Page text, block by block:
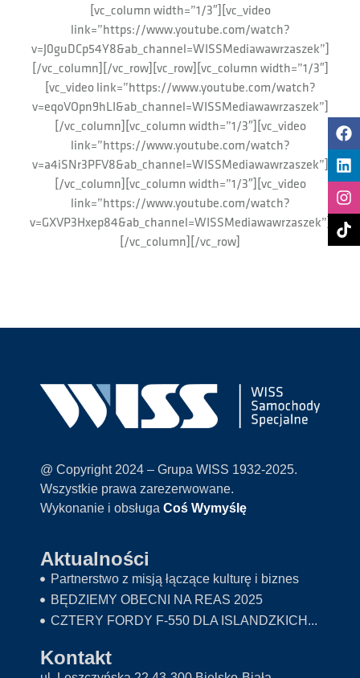
[vc_column width=”1/3″][vc_video
link=”https://www.youtube.com/watch?
v=J0guDCp54Y8&ab_channel=WISSMediawawrzaszek”]
[/vc_column][/vc_row][vc_row][vc_column width=”1/3″]
[vc_video link=”https://www.youtube.com/watch?
v=eqoVOpn9hLI&ab_channel=WISSMediawawrzaszek”]
[/vc_column][vc_column width=”1/3″][vc_video
link=”https://www.youtube.com/watch?
v=a4iSNr3PFV8&ab_channel=WISSMediawawrzaszek”]
[/vc_column][vc_column width=”1/3″][vc_video
link=”https://www.youtube.com/watch?
v=GXVP3Hxep84&ab_channel=WISSMediawawrzaszek”]
[/vc_column][/vc_row]
@ Copyright 2024 – Grupa WISS 1932-2025.
Wszystkie prawa zarezerwowane.
Wykonanie i obsługa Coś Wymyślę
Aktualności
Partnerstwo z misją łączące kulturę i biznes
BĘDZIEMY OBECNI NA REAS 2025
CZTERY FORDY F-550 DLA ISLANDZKICH...
Kontakt